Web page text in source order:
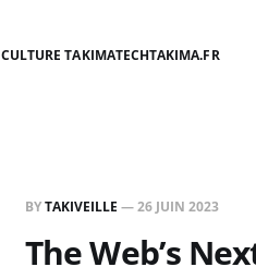
CULTURE TAKIMATECHTAKIMA.FR
BYTAKIVEILLE —26 JUIN 2023
The Web’s